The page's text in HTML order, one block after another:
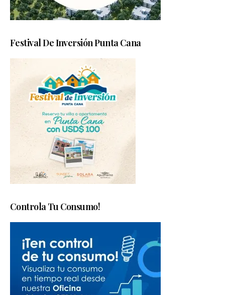
Festival De Inversión Punta Cana
Controla Tu Consumo!